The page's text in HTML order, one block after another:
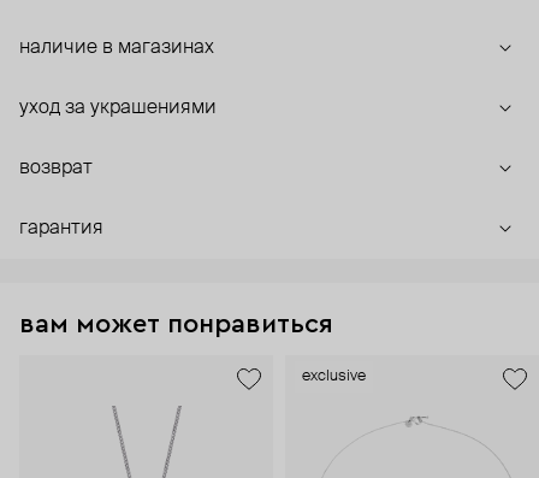
наличие в магазинах
уход за украшениями
возврат
гарантия
вам может понравиться
exclusive